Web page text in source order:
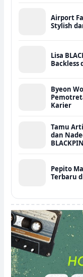
Airport
Stylish
Lisa
Backless
Byeon
Karier
Tamu
dan
Pepito
Terbaru